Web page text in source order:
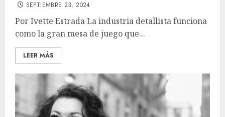
SEPTIEMBRE 23, 2024
Por Ivette Estrada La industria detallista funciona
como la gran mesa de juego que...
LEER MÁS